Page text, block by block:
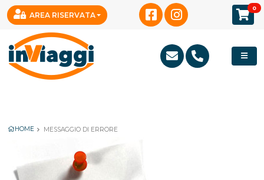
Notice: Trying to access array offset on value of type null in
/var/www/clients/client1/web3/web/modules/Packages/
54
AREA RISERVATA
0
HOME MESSAGGIO DI ERRORE